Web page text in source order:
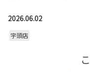
2026.06.02
宇頭店